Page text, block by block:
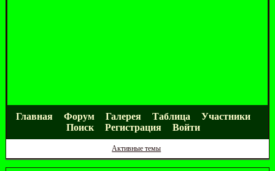
Главная Форум Галерея Таблица
Участники
Поиск
Регистрация Войти
Активные темы